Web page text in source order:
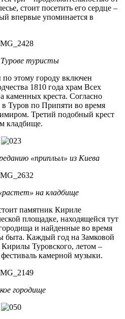
стоит посетить его сердце –
впервые упоминается в
туристы
этому городу включен
1810 года храм Всех
каменных креста. Согласно
Туров по Припяти во время
Третий подобный крест
кладбище.
«приплыл» из Киева
на кладбище
памятник Кириле
площадке, находящейся тут
и найденные во время
быта. Каждый год на Замковой
Туровского, летом –
камерной музыки.
городище